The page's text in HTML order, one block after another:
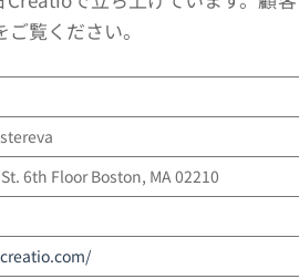
ご覧ください。
6th Floor Boston, MA 02210